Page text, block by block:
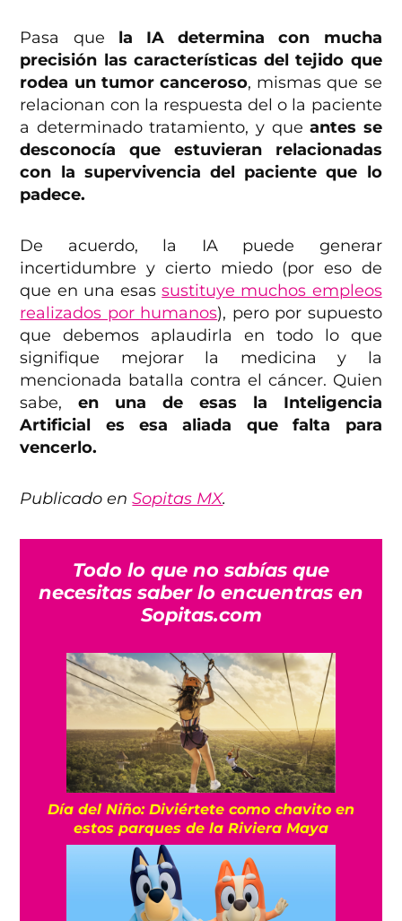
Pasa que la IA determina con mucha
precisión las características del tejido que
rodea un tumor canceroso, mismas que se
relacionan con la respuesta del o la paciente
a determinado tratamiento, y que antes se
desconocía que estuvieran relacionadas
con la supervivencia del paciente que lo
padece.
De acuerdo, la IA puede generar
incertidumbre y cierto miedo (por eso de
que en una esassustituye muchos empleos
realizados por humanos), pero por supuesto
que debemos aplaudirla en todo lo que
signifique mejorar la medicina y la
mencionada batalla contra el cáncer. Quien
sabe,en una de esas la Inteligencia
Artificial es esa aliada que falta para
vencerlo.
Publicado enSopitas MX.
Todo lo que no sabías que
necesitas saber lo encuentras en
Sopitas.com
Día del Niño: Diviértete como chavito en
estos parques de la Riviera Maya